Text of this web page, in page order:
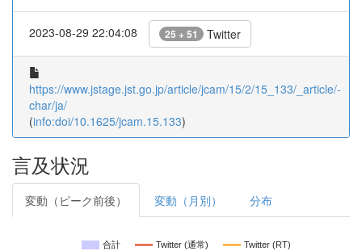
2023-08-29 22:04:08 25 + 51 Twitter
https://www.jstage.jst.go.jp/article/jcam/15/2/15_133/_article/-
char/ja/
(info:doi/10.1625/jcam.15.133)
言及状況
変動（ピーク前後） 変動（月別） 分布
合計 Twitter (通常) Twitter (RT)